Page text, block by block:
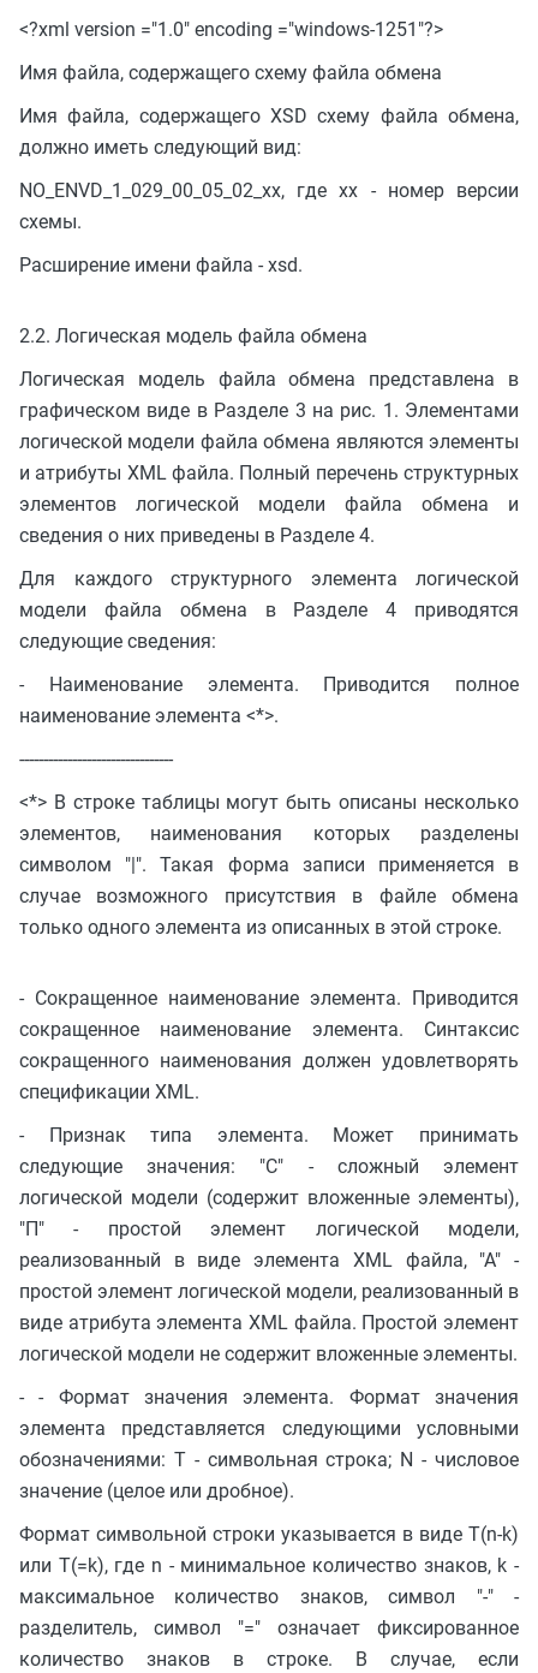
<?xml version ="1.0" encoding ="windows-1251"?>
Имя файла, содержащего схему файла обмена
Имя файла, содержащего XSD схему файла обмена,
должно иметь следующий вид:
NO_ENVD_1_029_00_05_02_xx, где xx - номер версии
схемы.
Расширение имени файла - xsd.
2.2. Логическая модель файла обмена
Логическая модель файла обмена представлена в
графическом виде в Разделе 3 на рис. 1. Элементами
логической модели файла обмена являются элементы
и атрибуты XML файла. Полный перечень структурных
элементов логической модели файла обмена и
сведения о них приведены в Разделе 4.
Для каждого структурного элемента логической
модели файла обмена в Разделе 4 приводятся
следующие сведения:
- Наименование элемента. Приводится полное
наименование элемента <*>.
--------------------------------
<*> В строке таблицы могут быть описаны несколько
элементов, наименования которых разделены
символом "|". Такая форма записи применяется в
случае возможного присутствия в файле обмена
только одного элемента из описанных в этой строке.
- Сокращенное наименование элемента. Приводится
сокращенное наименование элемента. Синтаксис
сокращенного наименования должен удовлетворять
спецификации XML.
- Признак типа элемента. Может принимать
следующие значения: "С" - сложный элемент
логической модели (содержит вложенные элементы),
"П" - простой элемент логической модели,
реализованный в виде элемента XML файла, "А" -
простой элемент логической модели, реализованный в
виде атрибута элемента XML файла. Простой элемент
логической модели не содержит вложенные элементы.
- - Формат значения элемента. Формат значения
элемента представляется следующими условными
обозначениями: T - символьная строка; N - числовое
значение (целое или дробное).
Формат символьной строки указывается в виде T(n-k)
или T(=k), где n - минимальное количество знаков, k -
максимальное количество знаков, символ "-" -
разделитель, символ "=" означает фиксированное
количество знаков в строке. В случае, если